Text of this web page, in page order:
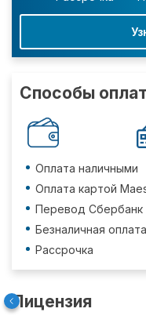
Способы
Оплата наличными
Оплата картой
Перевод Сбербанк
Безналичная оплата
Рассрочка
Лицензия